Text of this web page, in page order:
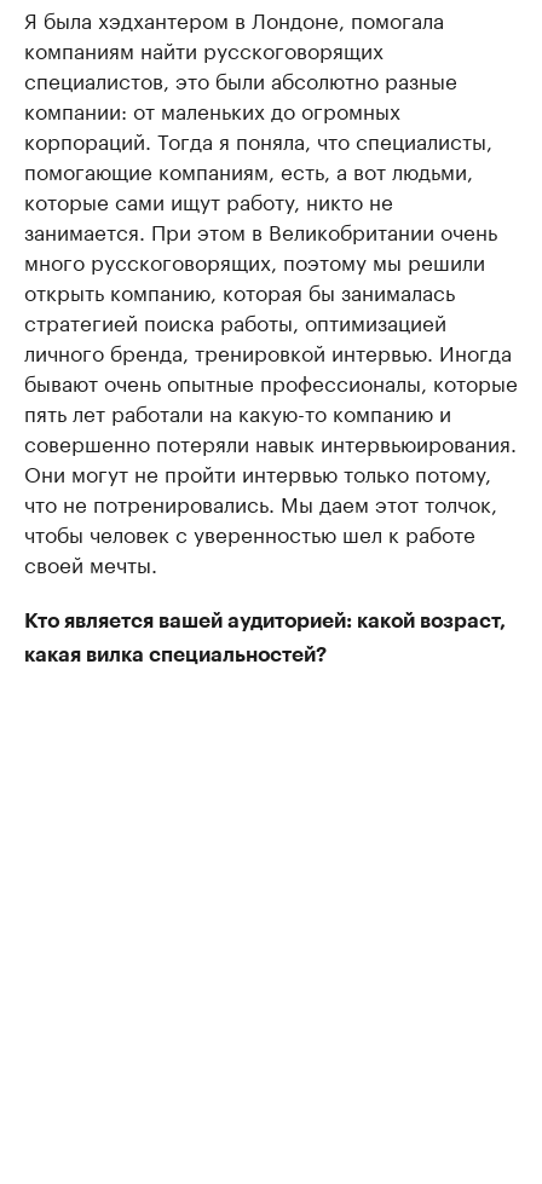
Я была хэдхантером в Лондоне, помогала
компаниям найти русскоговорящих
специалистов, это были абсолютно разные
компании: от маленьких до огромных
корпораций. Тогда я поняла, что специалисты,
помогающие компаниям, есть, а вот людьми,
которые сами ищут работу, никто не
занимается. При этом в Великобритании очень
много русскоговорящих, поэтому мы решили
открыть компанию, которая бы занималась
стратегией поиска работы, оптимизацией
личного бренда, тренировкой интервью. Иногда
бывают очень опытные профессионалы, которые
пять лет работали на какую-то компанию и
совершенно потеряли навык интервьюирования.
Они могут не пройти интервью только потому,
что не потренировались. Мы даем этот толчок,
чтобы человек с уверенностью шел к работе
своей мечты.
Кто является вашей аудиторией: какой возраст,
какая вилка специальностей?